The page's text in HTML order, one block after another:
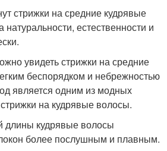
стрижки на средние кудрявые
естественности и
увидеть стрижки на средние
беспорядком и небрежностью
является одним из модных
на кудрявые волосы.
длины кудрявые волосы
более послушным и плавным.